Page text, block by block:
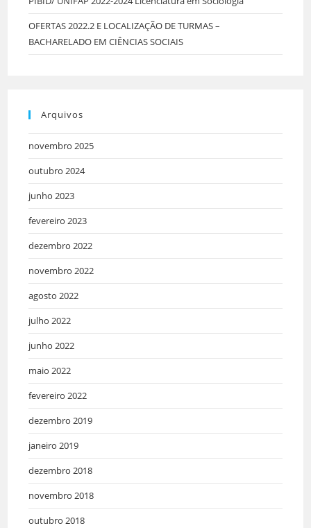
OFERTAS 2022.2 E LOCALIZAÇÃO DE TURMAS –
BACHARELADO EM CIÊNCIAS SOCIAIS
Arquivos
novembro 2025
outubro 2024
junho 2023
fevereiro 2023
dezembro 2022
novembro 2022
agosto 2022
julho 2022
junho 2022
maio 2022
fevereiro 2022
dezembro 2019
janeiro 2019
dezembro 2018
novembro 2018
outubro 2018